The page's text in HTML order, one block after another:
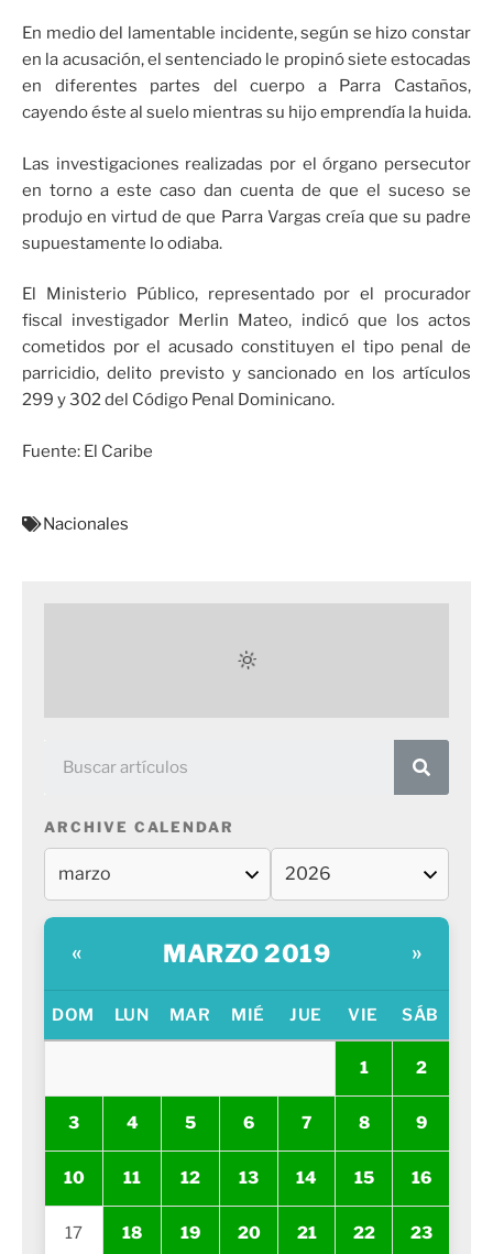
En medio del lamentable incidente, según se hizo constar
en la acusación, el sentenciado le propinó siete estocadas
en diferentes partes del cuerpo a Parra Castaños,
cayendo éste al suelo mientras su hijo emprendía la huida.
Las investigaciones realizadas por el órgano persecutor
en torno a este caso dan cuenta de que el suceso se
produjo en virtud de que Parra Vargas creía que su padre
supuestamente lo odiaba.
El Ministerio Público, representado por el procurador
fiscal investigador Merlin Mateo, indicó que los actos
cometidos por el acusado constituyen el tipo penal de
parricidio, delito previsto y sancionado en los artículos
299 y 302 del Código Penal Dominicano.
Fuente: El Caribe
Nacionales
ARCHIVE CALENDAR
« MARZO 2019 »
DOM LUN MAR MIÉ JUE VIE SÁB
1 2
3 4 5 6 7 8 9
10 11 12 13 14 15 16
17 18 19 20 21 22 23